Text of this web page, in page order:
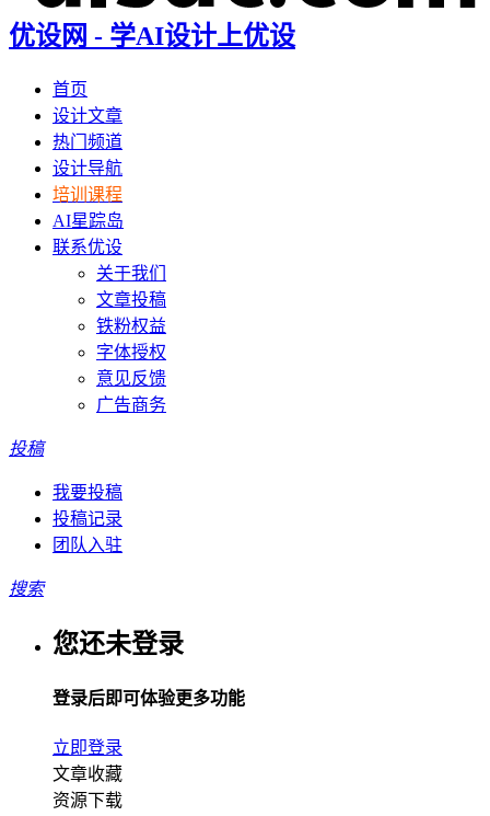
优设网 - 学AI设计上优设
首页
设计文章
热门频道
设计导航
培训课程
AI星踪岛
联系优设
关于我们
文章投稿
铁粉权益
字体授权
意见反馈
广告商务
投稿
我要投稿
投稿记录
团队入驻
搜索
您还未登录
登录后即可体验更多功能
立即登录
文章收藏
资源下载